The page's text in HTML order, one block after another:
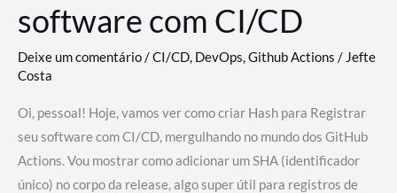
software com CI/CD
Deixe um comentário/CI/CD, DevOps,Github Actions /Jefte
Costa
Oi, pessoal! Hoje, vamos ver como criar Hash para Registrar
seu software com CI/CD, mergulhando no mundo dos GitHub
Actions. Vou mostrar como adicionar um SHA (identificador
único) no corpo da release, algo super útil para registros de